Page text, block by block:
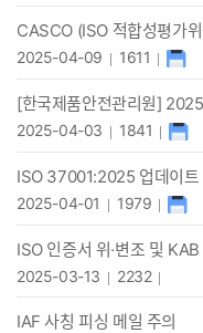
CASCO (ISO 적합성평가
2025-04-09 1611
2025-04-03 1841
ISO 37001:2025 업데이트
2025-04-01 1979
2025-03-13 2232
IAF 사칭 피싱 메일 주의